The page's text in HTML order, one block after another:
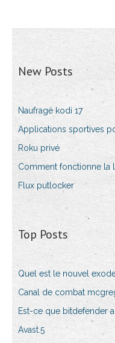
New Posts
Naufragé kodi 17
Applications sportives
Roku privé
Comment fonctionne la
Flux putlocker
Top Posts
Quel est le nouvel
Canal de combat
Est-ce que bitdefender
Avast.5